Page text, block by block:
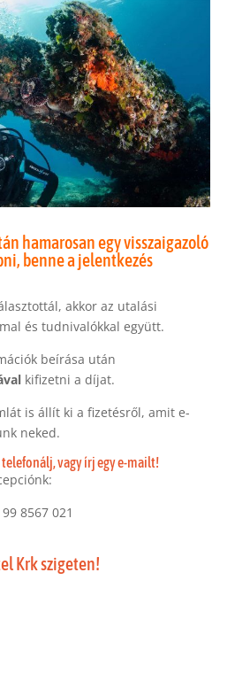
hamarosan egy visszaigazoló
benne a jelentkezés
akkor az utalási
és tudnivalókkal együtt.
beírása után
kifizetni a díjat.
is állít ki a fizetésről, amit e-
neked.
telefonálj, vagy írj egy e-mailt!
8567 021
Krk szigeten!